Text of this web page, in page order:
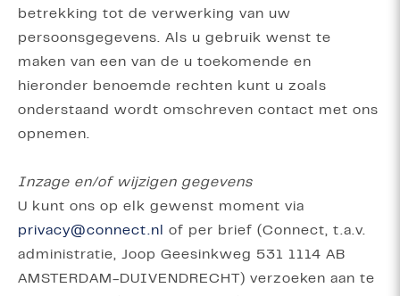
betrekking tot de verwerking van uw
persoonsgegevens. Als u gebruik wenst te
maken van een van de u toekomende en
hieronder benoemde rechten kunt u zoals
onderstaand wordt omschreven contact met ons
opnemen.
Inzage en/of wijzigen gegevens
U kunt ons op elk gewenst moment via
privacy@connect.nl
of per brief (Connect, t.a.v.
administratie, Joop Geesinkweg 531 1114 AB
AMSTERDAM-DUIVENDRECHT) verzoeken aan te